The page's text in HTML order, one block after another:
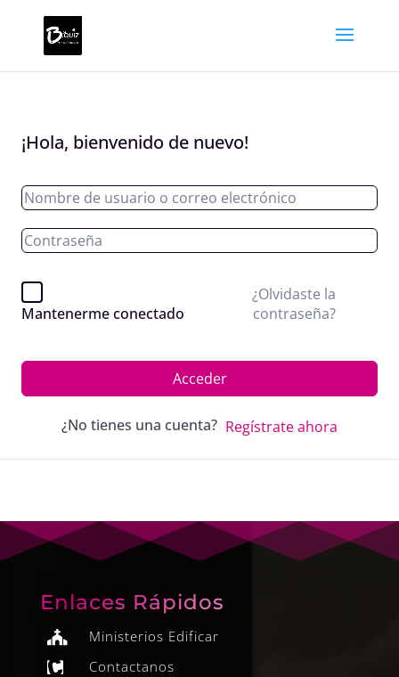
¡Hola, bienvenido de nuevo!
Mantenerme conectado
¿Olvidaste la
contraseña?
Acceder
¿No tienes una cuenta? Regístrate ahora
Enlaces Rápidos
 Ministerios Edificar
 Contactanos